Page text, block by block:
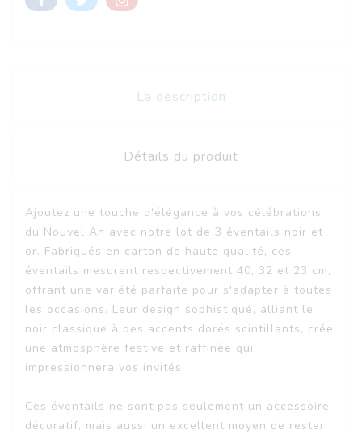
La description
Détails du produit
Ajoutez une touche d'élégance à vos célébrations
du Nouvel An avec notre lot de 3 éventails noir et
or. Fabriqués en carton de haute qualité, ces
éventails mesurent respectivement 40, 32 et 23 cm,
offrant une variété parfaite pour s'adapter à toutes
les occasions. Leur design sophistiqué, alliant le
noir classique à des accents dorés scintillants, crée
une atmosphère festive et raffinée qui
impressionnera vos invités.
Ces éventails ne sont pas seulement un accessoire
décoratif, mais aussi un excellent moyen de rester